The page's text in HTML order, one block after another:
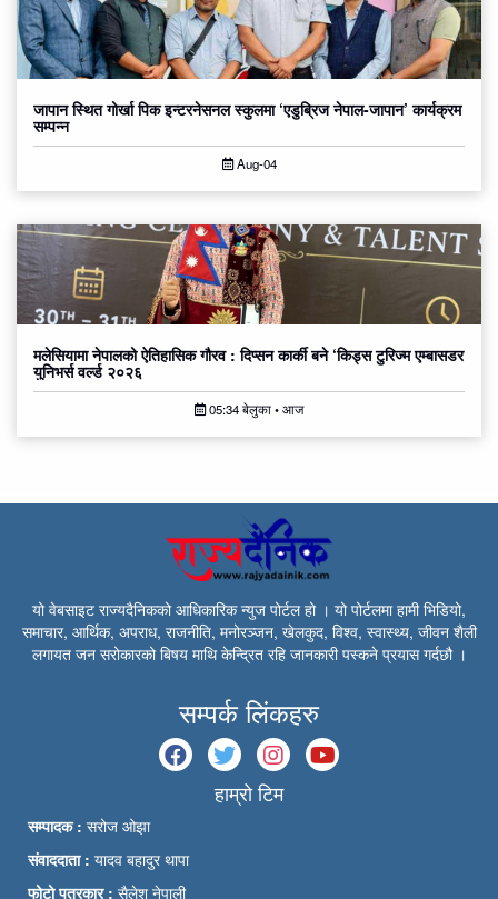
जापान स्थित गोर्खा पिक इन्टरनेसनल स्कुलमा ‘एडुब्रिज नेपाल-जापान’ कार्यक्रम
सम्पन्न
Aug-04
मलेसियामा नेपालको ऐतिहासिक गौरव : दिप्सन कार्की बने ‘किड्स टुरिज्म एम्बासडर
युनिभर्स वर्ल्ड २०२६
05:34 बेलुका • आज
यो वेबसाइट राज्यदैनिकको आधिकारिक न्युज पोर्टल हो । यो पोर्टलमा हामी भिडियो,
समाचार, आर्थिक, अपराध, राजनीति, मनोरञ्जन, खेलकुद, विश्व, स्वास्थ्य, जीवन शैली
लगायत जन सरोकारको बिषय माथि केन्द्रित रहि जानकारी पस्कने प्रयास गर्दछौ ।
सम्पर्क लिंकहरु
हाम्रो टिम
सम्पादक : सरोज ओझा
संवाददाता : यादव बहादुर थापा
फोटो पत्रकार : सैलेश नेपाली